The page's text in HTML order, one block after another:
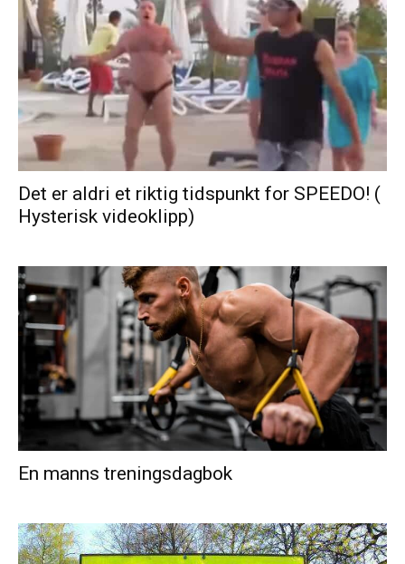
Det er aldri et riktig tidspunkt for SPEEDO! (
Hysterisk videoklipp)
En manns treningsdagbok